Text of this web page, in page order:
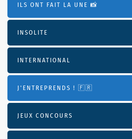
ILS ONT FAIT LA UNE 📸
INSOLITE
INTERNATIONAL
J'ENTREPRENDS ! 🇫🇷
JEUX CONCOURS